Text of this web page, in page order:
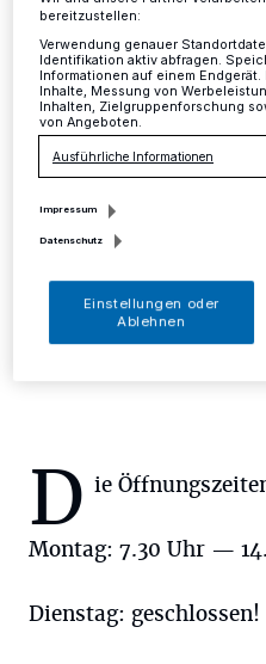
Mettmann ·Ab sofort
Recyclinghof an der
17 Uhr. Während der
freitags bis 18 Uhr
Sommerzeit ist freitags
Schluss.
D ie
Montag: 7.30 Uhr —
Dienstag: geschlossen!
bereitzustellen:
Verwendung genauer
Identifikation aktiv abfragen.
Informationen auf einem
Inhalte, Messung von
Inhalten, Zielgruppenforschung
von Angeboten.
Ausführliche Informationen
Impressum
Datenschutz
Einstellungen oder
Ablehnen